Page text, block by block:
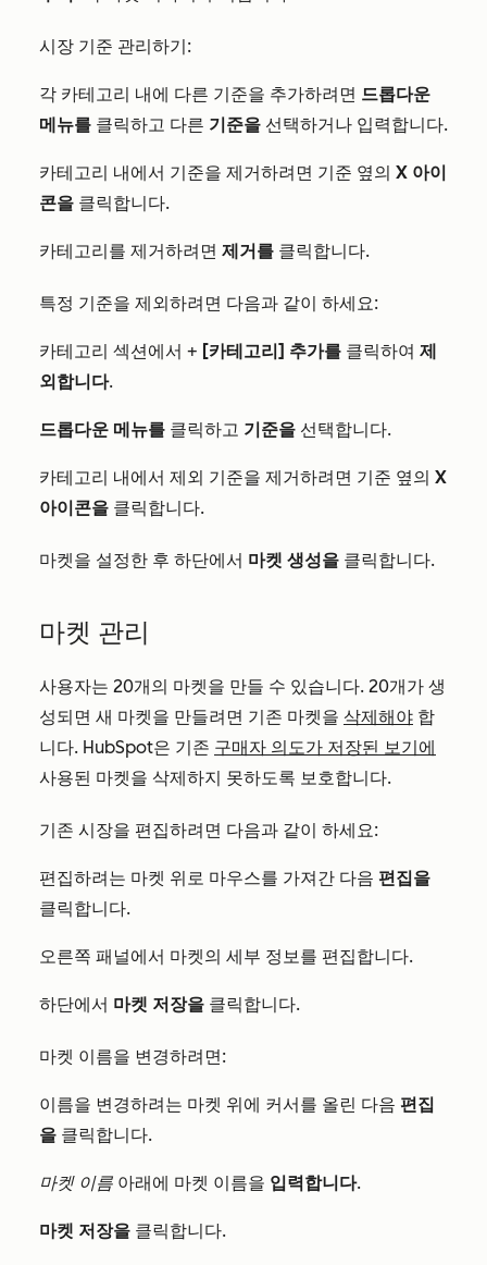
시장 기준 관리하기:
각 카테고리 내에 다른 기준을 추가하려면 드롭다운
메뉴를 클릭하고 다른 기준을 선택하거나 입력합니다.
카테고리 내에서 기준을 제거하려면 기준 옆의 X 아이
콘을 클릭합니다.
카테고리를 제거하려면 제거를 클릭합니다.
특정 기준을 제외하려면 다음과 같이 하세요:
카테고리 섹션에서 + [카테고리] 추가를 클릭하여 제
외합니다.
드롭다운 메뉴를 클릭하고 기준을 선택합니다.
카테고리 내에서 제외 기준을 제거하려면 기준 옆의 X
아이콘을 클릭합니다.
마켓을 설정한 후 하단에서 마켓 생성을 클릭합니다.
마켓 관리
사용자는 20개의 마켓을 만들 수 있습니다. 20개가 생
성되면 새 마켓을 만들려면 기존 마켓을 삭제해야 합
니다. HubSpot은 기존 구매자 의도가 저장된 보기에
사용된 마켓을 삭제하지 못하도록 보호합니다.
기존 시장을 편집하려면 다음과 같이 하세요:
편집하려는 마켓 위로 마우스를 가져간 다음 편집을
클릭합니다.
오른쪽 패널에서 마켓의 세부 정보를 편집합니다.
하단에서 마켓 저장을 클릭합니다.
마켓 이름을 변경하려면:
이름을 변경하려는 마켓 위에 커서를 올린 다음 편집
을 클릭합니다.
마켓 이름 아래에 마켓 이름을 입력합니다.
마켓 저장을 클릭합니다.